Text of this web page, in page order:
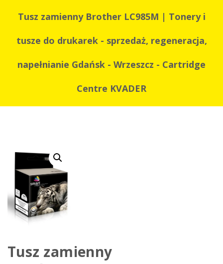
Tusz zamienny Brother LC985M | Tonery i
tusze do drukarek - sprzedaż, regeneracja,
napełnianie Gdańsk - Wrzeszcz - Cartridge
Centre KVADER
Tusz zamienny